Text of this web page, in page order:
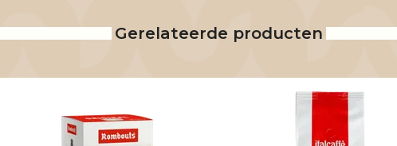
Gerelateerde producten